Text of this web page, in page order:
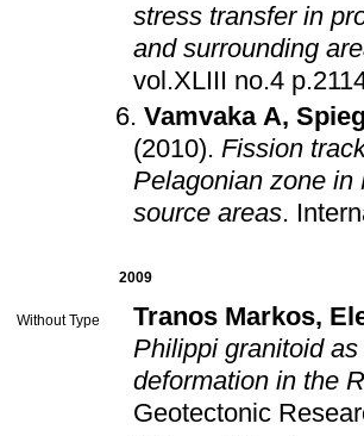
stress transfer in
and surrounding
vol.XLIII
Vamvaka A,
(2010). Fission
Pelagonian zone in
source areas.
2009
Without Type Tranos Markos,
Philippi granitoid
deformation in the
Geotectonic